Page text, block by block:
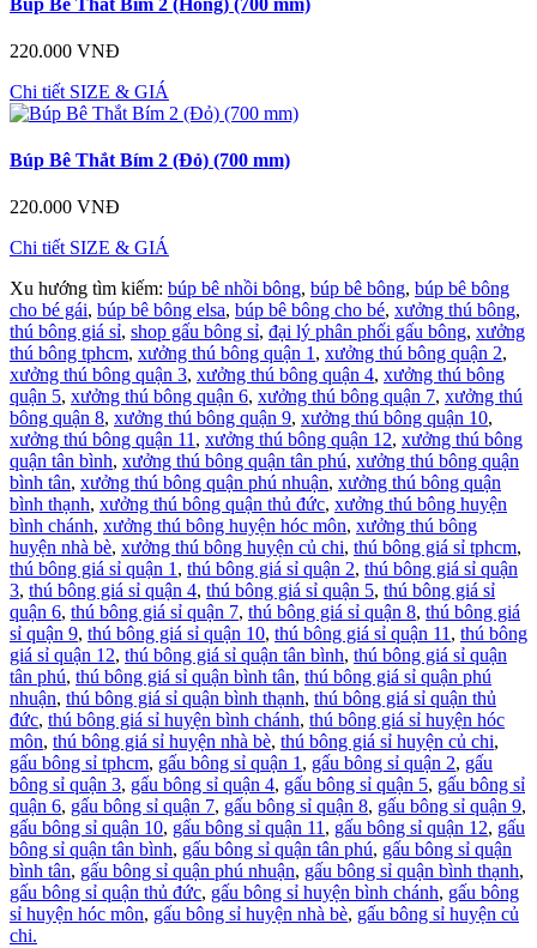
220.000 VNĐ
Chi tiết SIZE & GIÁ
Búp Bê Thắt Bím 2 (Đỏ) (700 mm)
220.000 VNĐ
Chi tiết SIZE & GIÁ
Xu hướng tìm kiếm: búp bê nhồi bông, búp bê bông, búp bê bông
cho bé gái, búp bê bông elsa, búp bê bông cho bé, xưởng thú bông,
thú bông giá sỉ, shop gấu bông sỉ, đại lý phân phối gấu bông, xưởng
thú bông tphcm, xưởng thú bông quận 1 , xưởng thú bông quận 2,
xưởng thú bông quận 3, xưởng thú bông quận 4, xưởng thú bông
quận 5, xưởng thú bông quận 6, xưởng thú bông quận 7, xưởng thú
bông quận 8, xưởng thú bông quận 9, xưởng thú bông quận 10,
xưởng thú bông quận 11 , xưởng thú bông quận 12, xưởng thú bông
quận tân bình, xưởng thú bông quận tân phú, xưởng thú bông quận
bình tân, xưởng thú bông quận phú nhuận, xưởng thú bông quận
bình thạnh, xưởng thú bông quận thủ đức, xưởng thú bông huyện
bình chánh, xưởng thú bông huyện hóc môn, xưởng thú bông
huyện nhà bè, xưởng thú bông huyện củ chi, thú bông giá sỉ tphcm,
thú bông giá sỉ quận 1 , thú bông giá sỉ quận 2, thú bông giá sỉ quận
3, thú bông giá sỉ quận 4, thú bông giá sỉ quận 5, thú bông giá sỉ
quận 6, thú bông giá sỉ quận 7, thú bông giá sỉ quận 8, thú bông giá
sỉ quận 9, thú bông giá sỉ quận 10, thú bông giá sỉ quận 11 , thú bông
giá sỉ quận 12, thú bông giá sỉ quận tân bình, thú bông giá sỉ quận
tân phú, thú bông giá sỉ quận bình tân, thú bông giá sỉ quận phú
nhuận, thú bông giá sỉ quận bình thạnh, thú bông giá sỉ quận thủ
đức, thú bông giá sỉ huyện bình chánh, thú bông giá sỉ huyện hóc
môn, thú bông giá sỉ huyện nhà bè, thú bông giá sỉ huyện củ chi,
gấu bông sỉ tphcm, gấu bông sỉ quận 1 , gấu bông sỉ quận 2, gấu
bông sỉ quận 3, gấu bông sỉ quận 4, gấu bông sỉ quận 5, gấu bông sỉ
quận 6, gấu bông sỉ quận 7, gấu bông sỉ quận 8, gấu bông sỉ quận 9,
gấu bông sỉ quận 10, gấu bông sỉ quận 11 , gấu bông sỉ quận 12, gấu
bông sỉ quận tân bình, gấu bông sỉ quận tân phú, gấu bông sỉ quận
bình tân, gấu bông sỉ quận phú nhuận, gấu bông sỉ quận bình thạnh,
gấu bông sỉ quận thủ đức, gấu bông sỉ huyện bình chánh, gấu bông
sỉ huyện hóc môn, gấu bông sỉ huyện nhà bè, gấu bông sỉ huyện củ
chi.